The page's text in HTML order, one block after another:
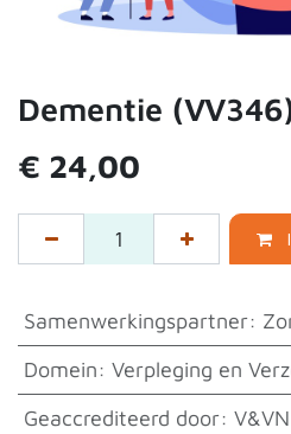
Dementie
€ 24,00
Samenwerkingspartner:
Domein: Verpleging en
Geaccrediteerd door: V&VN